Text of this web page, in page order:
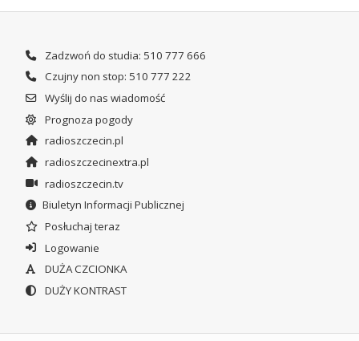
Zadzwoń do studia: 510 777 666
Czujny non stop: 510 777 222
Wyślij do nas wiadomość
Prognoza pogody
radioszczecin.pl
radioszczecinextra.pl
radioszczecin.tv
Biuletyn Informacji Publicznej
Posłuchaj teraz
Logowanie
DUŻA CZCIONKA
DUŻY KONTRAST